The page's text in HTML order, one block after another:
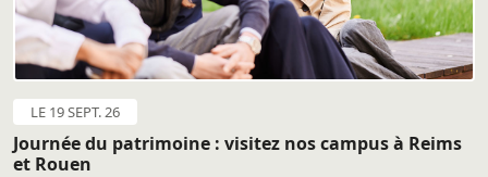
LE 19 SEPT. 26
Journée du patrimoine : visitez nos campus à Reims
et Rouen